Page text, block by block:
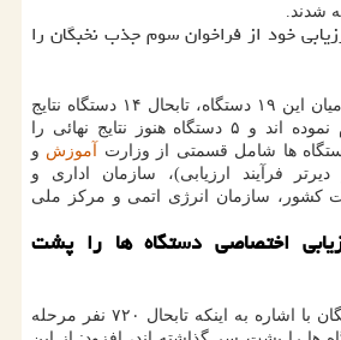
خود از فراخوان سوم جذب نخبگان را
خدایگان اضافه کرد: از میان این ۱۹ دستگاه، تابحال ۱۴ دستگاه نتایج
ارزیابی خویش را اعلام نموده اند و ۵ دستگاه هنوز نتایج نهائی را
ها شامل قسمتی از وزارت آموزش و
فرآیند ارزیابی)، سازمان اداری و
کشور، سازمان انرژی اتمی و مرکز ملی
ارزیابی اختصاصی دستگاه ها را پشت
قائم مقام بنیاد ملی نخبگان با اشاره به اینکه تابحال ۷۲۰ نفر مرحله